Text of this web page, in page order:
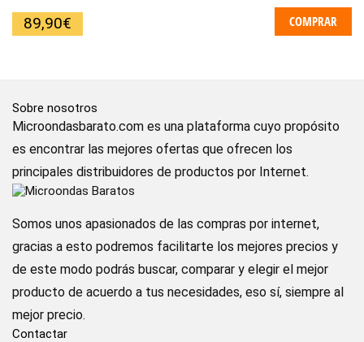
89,90€ COMPRAR
Sobre nosotros
Microondasbarato.com es una plataforma cuyo propósito
es encontrar las mejores ofertas que ofrecen los
principales distribuidores de productos por Internet.
Somos unos apasionados de las compras por internet,
gracias a esto podremos facilitarte los mejores precios y
de este modo podrás buscar, comparar y elegir el mejor
producto de acuerdo a tus necesidades, eso sí, siempre al
mejor precio.
Contactar